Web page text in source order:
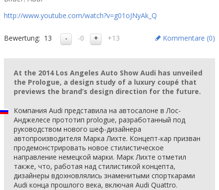
http://www.youtube.com/watch?v=g01oJNyAk_Q
Bewertung: 13 -0 +13 Kommentare (0)
At the 2014 Los Angeles Auto Show Audi has unveiled
the Prologue, a design study of a luxury coupé that
previews the brand’s design direction for the future.
Компания Audi представила на автосалоне в Лос-
Анджелесе прототип prologue, разработанный под
руководством нового шеф-дизайнера
автопроизводителя Марка Лихте. Концепт-кар призван
продемонстрировать новое стилистическое
направление немецкой марки. Марк Лихте отметил
также, что, работая над стилистикой концепта,
дизайнеры вдохновлялись знаменитыми спорткарами
Audi конца прошлого века, включая Audi Quattro.